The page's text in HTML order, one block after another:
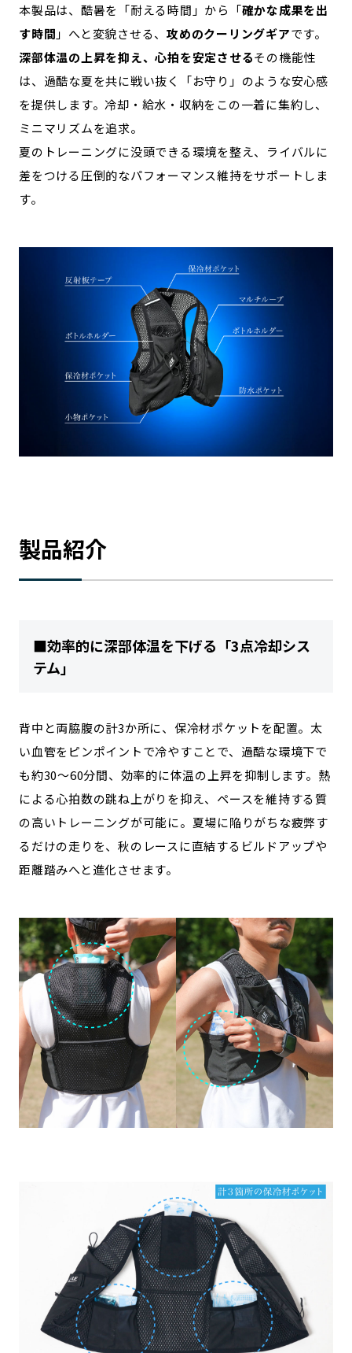
お問い合わせ 会社概要
本製品は、酷暑を「耐える時間」から「確かな成果を出
す時間 」へと変貌させる、 攻めのクーリングギアです。
深部体温の上昇を抑え、心拍を安定させるその機能性
は、過酷な夏を共に戦い抜く「お守り」のような安心感
を提供します。冷却・給水・収納をこの一着に集約し、
ミニマリズムを追求。
夏のトレーニングに没頭できる環境を整え、ライバルに
差をつける圧倒的なパフォーマンス維持をサポートしま
す。
製品紹介
■効率的に深部体温を下げる「3点冷却シス
テム」
背中と両脇腹の計3か所に、保冷材ポケットを配置。太
い血管をピンポイントで冷やすことで、過酷な環境下で
も約30～60分間、効率的に体温の上昇を抑制します。熱
による心拍数の跳ね上がりを抑え、ペースを維持する質
の高いトレーニングが可能に。夏場に陥りがちな疲弊す
るだけの走りを、秋のレースに直結するビルドアップや
距離踏みへと進化させます。